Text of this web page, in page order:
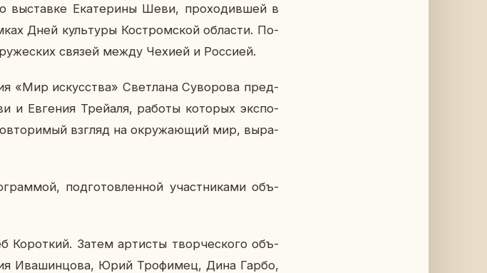
вы­став­ке Ека­те­ри­ны Шеви, про­хо­див­шей в
Дней куль­ту­ры Ко­стром­ской об­ла­сти. По­
связей между Чехией и Рос­си­ей.
«Мир ис­кус­ства» Свет­ла­на Су­во­ро­ва пред­
и Ев­ге­ния Трей­а­ля, работы ко­то­рых экс­по­
взгляд на окру­жа­ю­щий мир, вы­ра­
под­го­тов­лен­ной участ­ни­ка­ми объ­
Ко­рот­кий. Затем ар­ти­сты твор­че­ско­го объ­
Ива­шин­цо­ва, Юрий Тро­фи­мец, Дина Гарбо,